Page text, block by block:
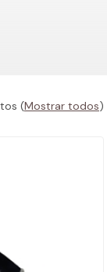
(Mostrar todos)